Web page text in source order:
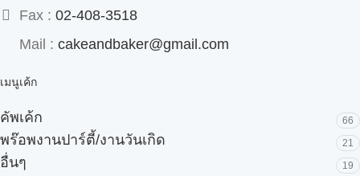
Fax : 02-408-3518
Mail : cakeandbaker@gmail.com
เมนูเค้ก
คัพเค้ก 66
พร๊อพงานปาร์ตี้/งานวันเกิด 21
อื่นๆ 19